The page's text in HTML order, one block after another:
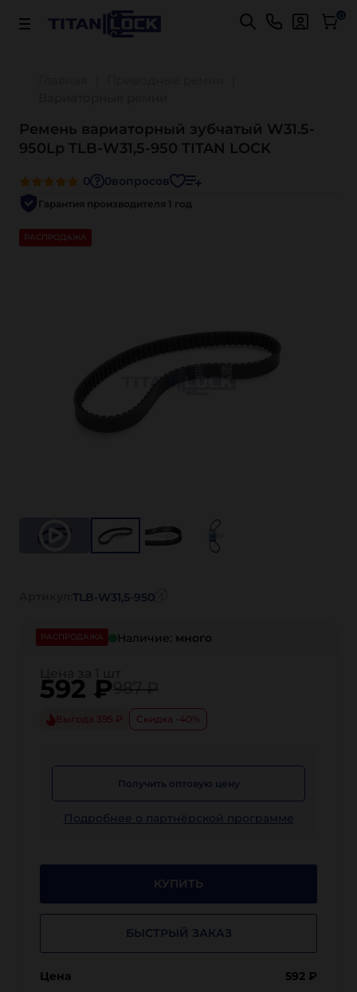
Важно! Для оплаты заказов Подробнее 0
Ремень вариаторный зубчатый W31.5-
950Lp TLB-W31,5-950 TITAN LOCK
0 0вопросов
Гарантия производителя 1 год
РАСПРОДАЖА
РАСПРОДАЖА Наличие: много
592 ₽ 987 ₽
Выгода 395 ₽ Скидка -40%
Получить оптовую цену
Подробнее о партнёрской программе
КУПИТЬ
БЫСТРЫЙ ЗАКАЗ
Цена 592 ₽
TLB-W31,5-950